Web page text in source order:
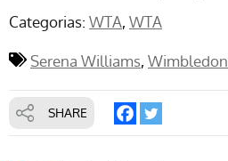
Categorias: WTA WTA
Serena Williams Wimbledon
SHARE